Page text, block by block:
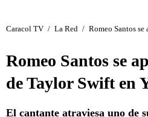
Caracol TV / La Red / Romeo Santos
Romeo Santos se
de Taylor Swift en
El cantante atraviesa uno de